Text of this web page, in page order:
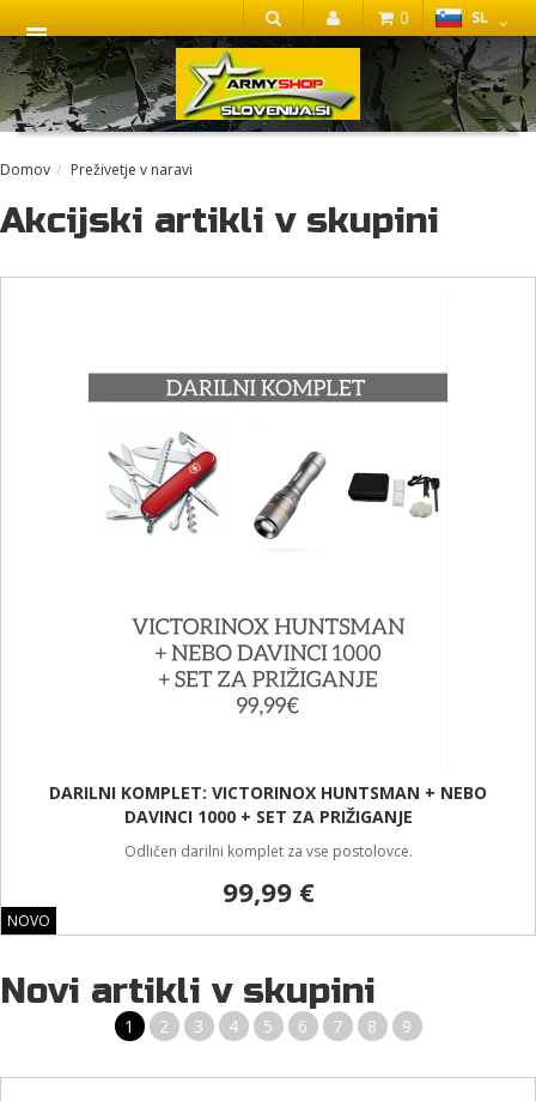
IŠČI
SL
0
Domov Preživetje v naravi
Akcijski artikli v skupini
NOVO
DARILNI KOMPLET: VICTORINOX HUNTSMAN + NEBO
DAVINCI 1000 + SET ZA PRIŽIGANJE
Odličen darilni komplet za vse postolovce.
99,99 €
Novi artikli v skupini
1 2 3 4 5 6 7 8 9